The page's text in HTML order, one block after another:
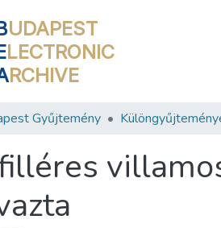
UDAPEST
LECTRONIC
RCHIVE
Gyűjtemény